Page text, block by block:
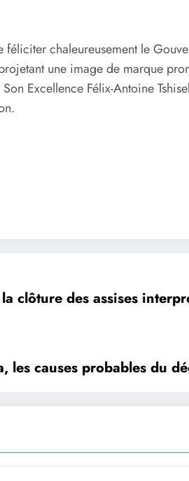
chaleureusement le
une image de marque
Excellence Félix-Antoine
clôture des assises
les causes probables du